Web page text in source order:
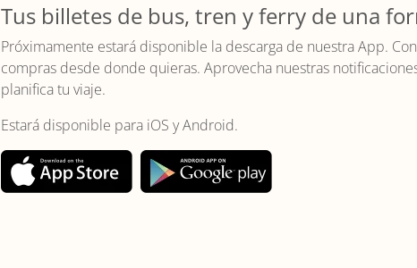
Tus billetes de bus, tren y ferry de una
Próximamente estará disponible la descarga de nuestra App.
compras desde donde quieras. Aprovecha nuestras
planifica tu viaje.
Estará disponible para iOS y Android.